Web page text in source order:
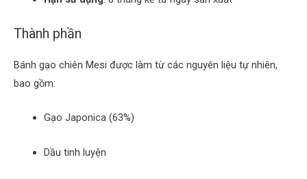
Thành phần
Bánh gạo chiên Mesi được làm từ các nguyên liệu tự nhiên,
bao gồm:
Gạo Japonica (63%)
Dầu tinh luyện